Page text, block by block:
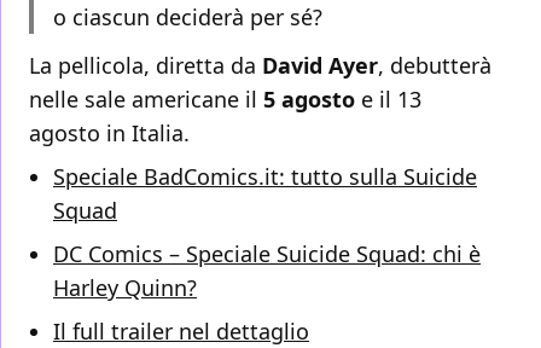
o ciascun deciderà per sé?
La pellicola, diretta da David Ayer, debutterà
nelle sale americane il 5 agosto e il 13
agosto in Italia.
Speciale BadComics.it: tutto sulla Suicide
Squad
DC Comics – Speciale Suicide Squad: chi è
Harley Quinn?
Il full trailer nel dettaglio